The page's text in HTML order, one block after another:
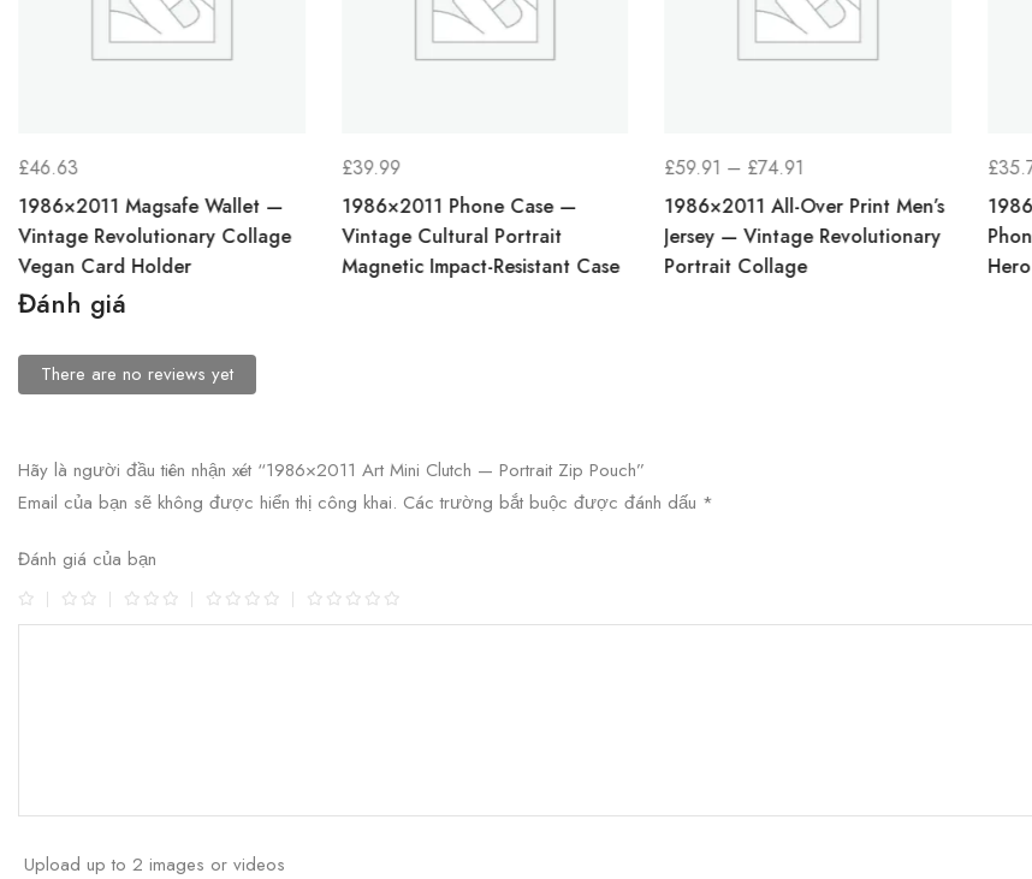
£46.63
1986×2011 Magsafe Wallet —
Vintage Revolutionary Collage
Vegan Card Holder
£39.99
1986×2011 Phone Case —
Vintage Cultural Portrait
Magnetic Impact-Resistant Case
£59.91 – £74.91
GIÁ:
TỪ
£59.91
1986×2011 All-Over Print Men’s
Jersey — Vintage Revolutionary
Portrait Collage
£
Đánh giá
There are no reviews yet
Hãy là người đầu tiên nhận xét “1986×2011 Art Mini Clutch — Portrait Zip Pouch”
Email của bạn sẽ không được hiển thị công khai. Các trường bắt buộc được đánh dấu *
Đánh giá của bạn
Upload up to 2 images or videos